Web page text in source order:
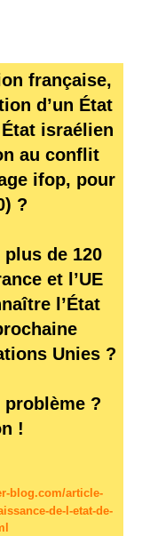
française,
d’un État
israélien
au conflit
ifop, pour
?
plus de 120
et l’UE
l’État
Unies ?
problème ?
!
blog.com/article-
de-l-etat-de-